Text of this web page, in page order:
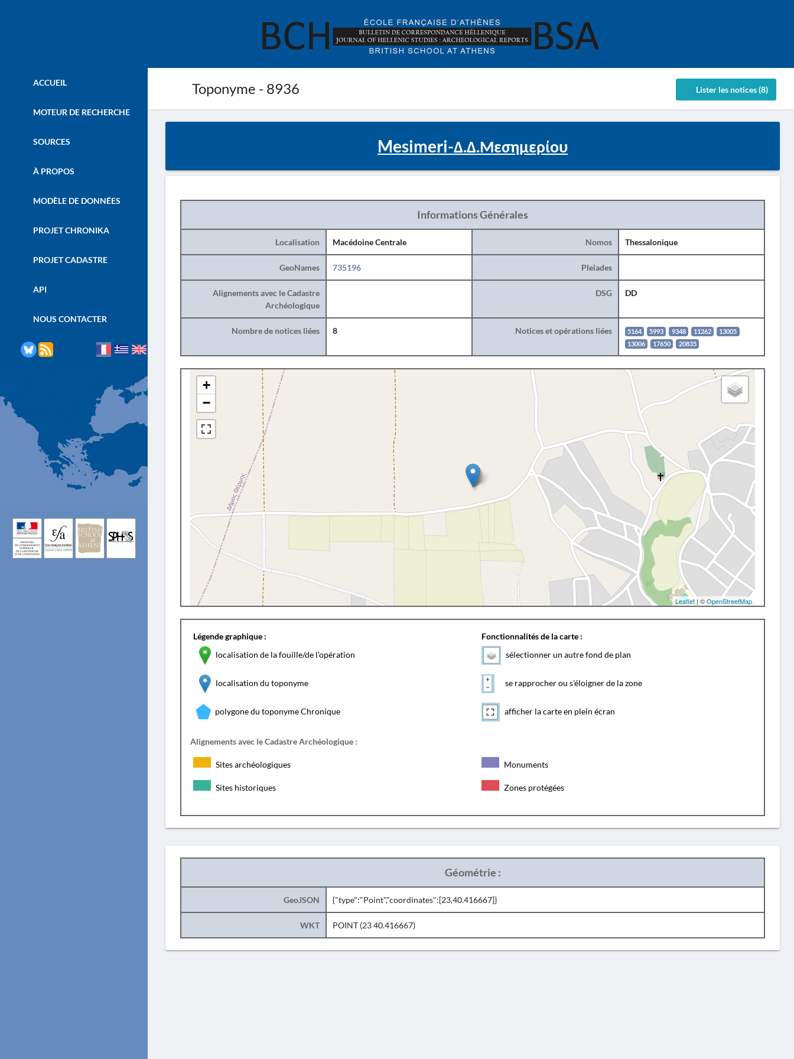
Toponyme - 8936 Lister les notices (8)
ACCUEIL
MOTEUR DE RECHERCHE
SOURCES
À PROPOS
MODÈLE DE DONNÉES
PROJET CHRONIKA
PROJET CADASTRE
API
NOUS CONTACTER
Mesimeri-Δ.Δ.Μεσημερίου
Informations Générales
Localisation Macédoine Centrale Nomos Thessalonique
GeoNames 735196 Pleiades
Alignements avec le Cadastre
Archéologique
DSG DD
Nombre de notices liées 8 Notices et opérations liées 5164 5993 9348 11262
13005
13006
17650 20835
+
−
Leaflet | ©OpenStreetMap
Légende graphique :
localisation de la fouille/de l'opération
localisation du toponyme
polygone du toponyme Chronique
Fonctionnalités de la carte :
sélectionner un autre fond de plan
se rapprocher ou s'éloigner de la zone
afficher la carte en plein écran
Alignements avec le Cadastre Archéologique :
Sites archéologiques Monuments
Sites historiques Zones protégées
Géométrie :
GeoJSON {"type":"Point","coordinates":[23,40.416667]}
WKT POINT (23 40.416667)